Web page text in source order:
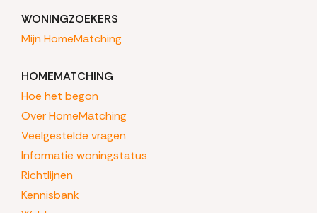
WONINGZOEKERS
Mijn HomeMatching
HOMEMATCHING
Hoe het begon
Over HomeMatching
Veelgestelde vragen
Informatie woningstatus
Richtlijnen
Kennisbank